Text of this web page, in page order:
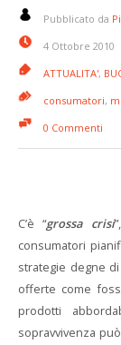
Pubblicato da
4 Ottobre 2010
ATTUALITA',
consumatori,
0 Commenti
C’è “grossa crisi
consumatori
strategie degne di
offerte come
prodotti
sopravvivenza